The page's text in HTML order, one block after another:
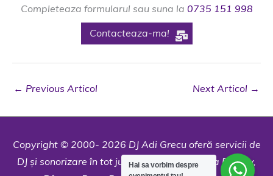
Completeaza formularul sau suna la 0735 151 998
Contacteaza-ma!
← Previous Articol Next Articol →
Copyright © 2000- 2026 DJ Adi Grecu oferă servicii de
DJ și sonorizare în tot județul: Brașov, Poiana Brașov,
Hai sa vorbim despre